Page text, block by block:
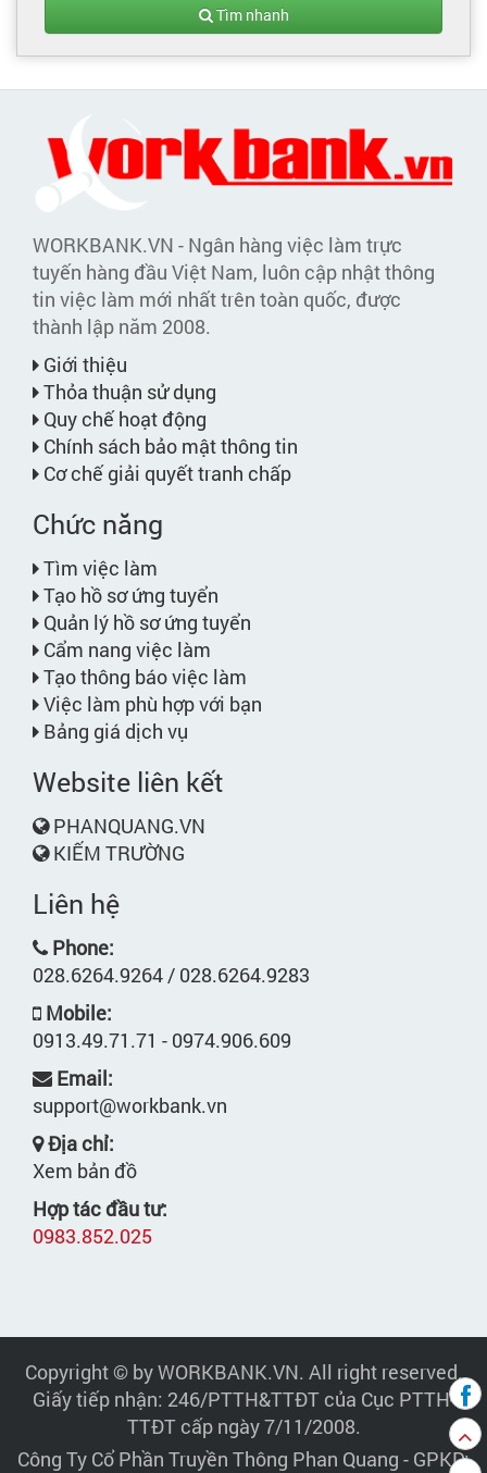
Tìm nhanh
WORKBANK.VN - Ngân hàng việc làm trực
tuyến hàng đầu Việt Nam, luôn cập nhật thông
tin việc làm mới nhất trên toàn quốc, được
thành lập năm 2008.
Giới thiệu
Thỏa thuận sử dụng
Quy chế hoạt động
Chính sách bảo mật thông tin
Cơ chế giải quyết tranh chấp
Chức năng
Tìm việc làm
Tạo hồ sơ ứng tuyển
Quản lý hồ sơ ứng tuyển
Cẩm nang việc làm
Tạo thông báo việc làm
Việc làm phù hợp với bạn
Bảng giá dịch vụ
Website liên kết
PHANQUANG.VN
KIẾM TRƯỜNG
Liên hệ
Phone:
028.6264.9264 / 028.6264.9283
Mobile:
0913.49.71.71 - 0974.906.609
Email:
support@workbank.vn
Địa chỉ:
Xem bản đồ
Hợp tác đầu tư:
0983.852.025
Copyright © by WORKBANK.VN. All right reserved.
Giấy tiếp nhận: 246/PTTH&TTĐT của Cục PTTH-
TTĐT cấp ngày 7/11/2008.
Công Ty Cổ Phần Truyền Thông Phan Quang - GPKD: